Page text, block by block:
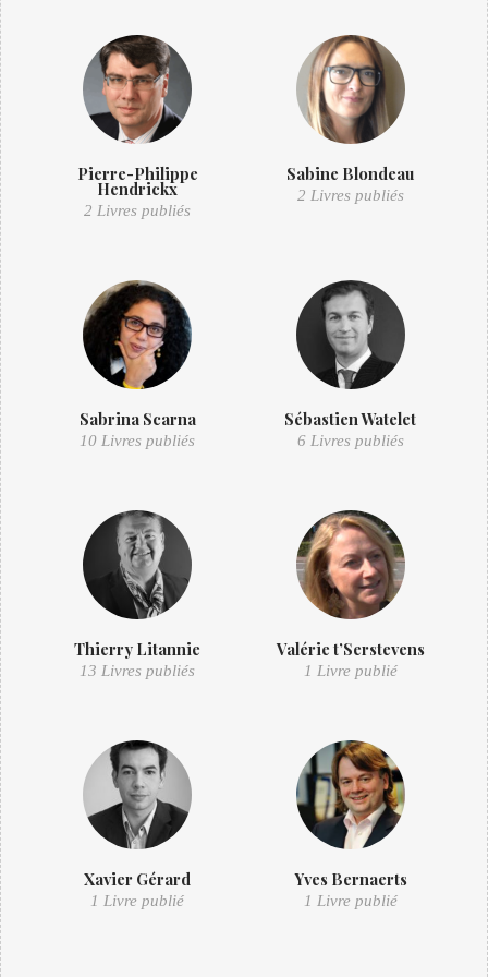
Pierre-Philippe
Hendrickx
2 Livres publiés
Sabine Blondeau
2 Livres publiés
Sabrina Scarna
10 Livres publiés
Sébastien Watelet
6 Livres publiés
Thierry Litannie
13 Livres publiés
Valérie t’Serstevens
1 Livre publié
Xavier Gérard
1 Livre publié
Yves Bernaerts
1 Livre publié